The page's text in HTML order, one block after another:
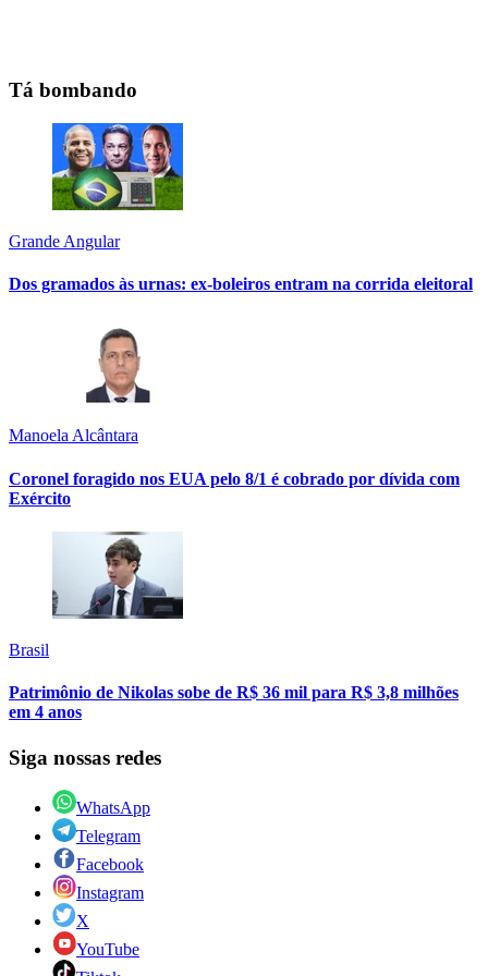
Tá bombando
Grande Angular
Dos gramados às urnas: ex-boleiros entram na corrida eleitoral
Manoela Alcântara
Coronel foragido nos EUA pelo 8/1 é cobrado por dívida com
Exército
Brasil
Patrimônio de Nikolas sobe de R$ 36 mil para R$ 3,8 milhões
em 4 anos
Siga nossas redes
WhatsApp
Telegram
Facebook
Instagram
X
YouTube